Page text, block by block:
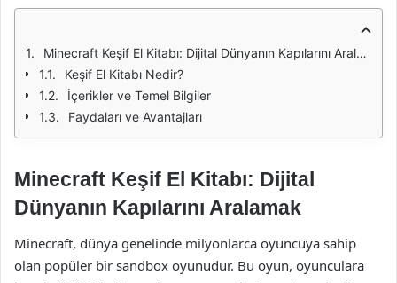
Minecraft Keşif El Kitabı: Dijital Dünyanın Kapılarını Aralamak
Keşif El Kitabı Nedir?
İçerikler ve Temel Bilgiler
Faydaları ve Avantajları
Minecraft Keşif El Kitabı: Dijital
Dünyanın Kapılarını Aralamak
Minecraft, dünya genelinde milyonlarca oyuncuya sahip
olan popüler bir sandbox oyunudur. Bu oyun, oyunculara